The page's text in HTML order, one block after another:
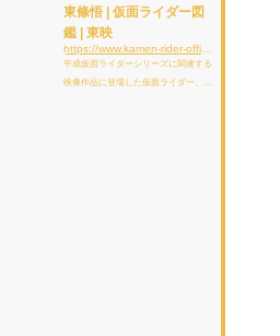
東條悟 | 仮面ライダー図
鑑 | 東映
平成仮面ライダーシリーズに関連する
映像作品に登場した仮面ライダー、変